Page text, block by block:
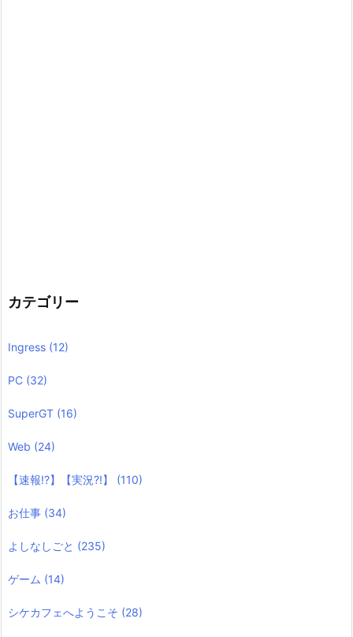
カテゴリー
Ingress (12)
PC (32)
SuperGT (16)
Web (24)
【速報!?】【実況?!】 (110)
お仕事 (34)
よしなしごと (235)
ゲーム (14)
シケカフェへようこそ (28)